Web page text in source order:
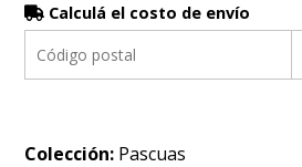
Calculá el costo de envío
Colección: Pascuas